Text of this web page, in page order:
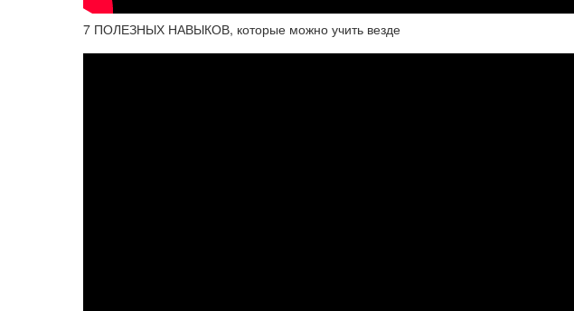
7 ПОЛЕЗНЫХ НАВЫКОВ, которые можно учить везде